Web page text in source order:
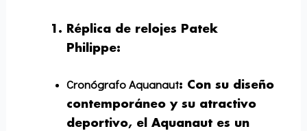
Réplica de relojes Patek
Philippe:
Cronógrafo Aquanaut: Con su diseño
contemporáneo y su atractivo
deportivo, el Aquanaut es un